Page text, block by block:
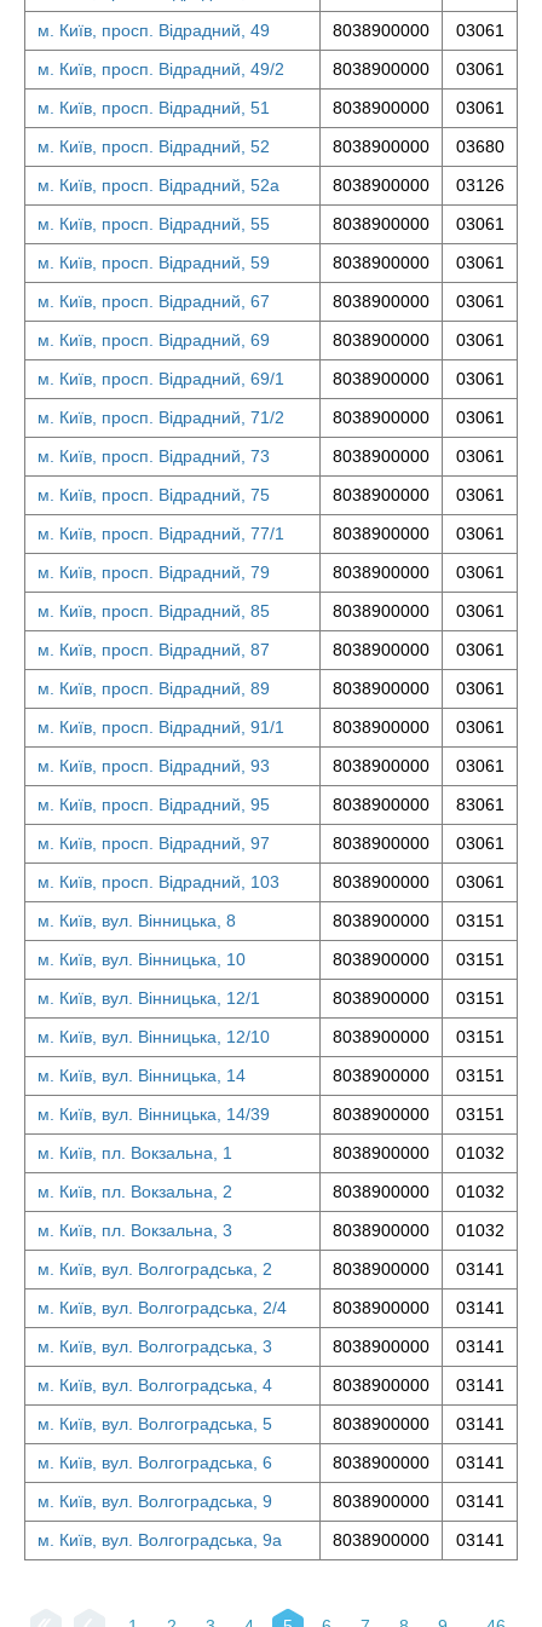
м. Київ, просп. Відрадний, 49
8038900000
03061
м. Київ, просп. Відрадний, 49/2
8038900000
03061
м. Київ, просп. Відрадний, 51
8038900000
03061
м. Київ, просп. Відрадний, 52
8038900000
03680
м. Київ, просп. Відрадний, 52а
8038900000
03126
м. Київ, просп. Відрадний, 55
8038900000
03061
м. Київ, просп. Відрадний, 59
8038900000
03061
м. Київ, просп. Відрадний, 67
8038900000
03061
м. Київ, просп. Відрадний, 69
8038900000
03061
м. Київ, просп. Відрадний, 69/1
8038900000
03061
м. Київ, просп. Відрадний, 71/2
8038900000
03061
м. Київ, просп. Відрадний, 73
8038900000
03061
м. Київ, просп. Відрадний, 75
8038900000
03061
м. Київ, просп. Відрадний, 77/1
8038900000
03061
м. Київ, просп. Відрадний, 79
8038900000
03061
м. Київ, просп. Відрадний, 85
8038900000
03061
м. Київ, просп. Відрадний, 87
8038900000
03061
м. Київ, просп. Відрадний, 89
8038900000
03061
м. Київ, просп. Відрадний, 91/1
8038900000
03061
м. Київ, просп. Відрадний, 93
8038900000
03061
м. Київ, просп. Відрадний, 95
8038900000
83061
м. Київ, просп. Відрадний, 97
8038900000
03061
м. Київ, просп. Відрадний, 103
8038900000
03061
м. Київ, вул. Вінницька, 8
8038900000
03151
м. Київ, вул. Вінницька, 10
8038900000
03151
м. Київ, вул. Вінницька, 12/1
8038900000
03151
м. Київ, вул. Вінницька, 12/10
8038900000
03151
м. Київ, вул. Вінницька, 14
8038900000
03151
м. Київ, вул. Вінницька, 14/39
8038900000
03151
м. Київ, пл. Вокзальна, 1
8038900000
01032
м. Київ, пл. Вокзальна, 2
8038900000
01032
м. Київ, пл. Вокзальна, 3
8038900000
01032
м. Київ, вул. Волгоградська, 2
8038900000
03141
м. Київ, вул. Волгоградська, 2/4
8038900000
03141
м. Київ, вул. Волгоградська, 3
8038900000
03141
м. Київ, вул. Волгоградська, 4
8038900000
03141
м. Київ, вул. Волгоградська, 5
8038900000
03141
м. Київ, вул. Волгоградська, 6
8038900000
03141
м. Київ, вул. Волгоградська, 9
8038900000
03141
м. Київ, вул. Волгоградська, 9а
8038900000 03141